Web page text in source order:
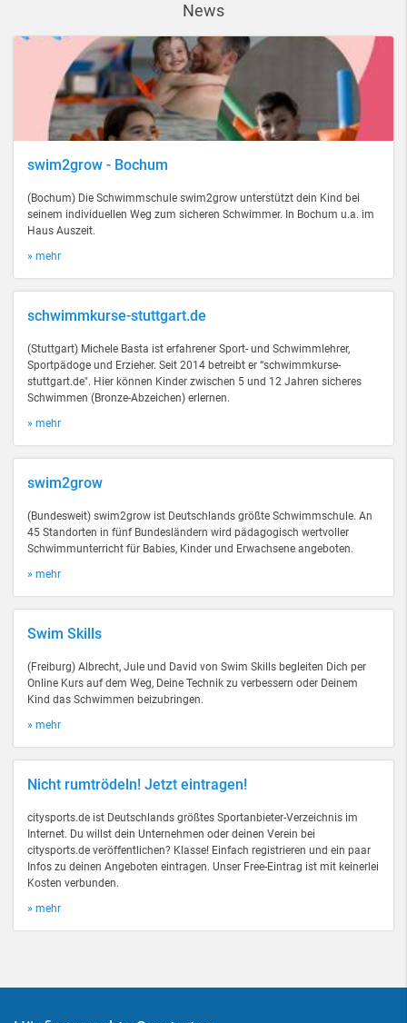
News
swim2grow - Bochum
(Bochum) Die Schwimmschule swim2grow unterstützt dein Kind bei
seinem individuellen Weg zum sicheren Schwimmer. In Bochum u.a. im
Haus Auszeit.
» mehr
schwimmkurse-stuttgart.de
(Stuttgart) Michele Basta ist erfahrener Sport- und Schwimmlehrer,
Sportpädoge und Erzieher. Seit 2014 betreibt er “schwimmkurse-
stuttgart.de". Hier können Kinder zwischen 5 und 12 Jahren sicheres
Schwimmen (Bronze-Abzeichen) erlernen.
» mehr
swim2grow
(Bundesweit) swim2grow ist Deutschlands größte Schwimmschule. An
45 Standorten in fünf Bundesländern wird pädagogisch wertvoller
Schwimmunterricht für Babies, Kinder und Erwachsene angeboten.
» mehr
Swim Skills
(Freiburg) Albrecht, Jule und David von Swim Skills begleiten Dich per
Online Kurs auf dem Weg, Deine Technik zu verbessern oder Deinem
Kind das Schwimmen beizubringen.
» mehr
Nicht rumtrödeln! Jetzt eintragen!
citysports.de ist Deutschlands größtes Sportanbieter-Verzeichnis im
Internet. Du willst dein Unternehmen oder deinen Verein bei
citysports.de veröffentlichen? Klasse! Einfach registrieren und ein paar
Infos zu deinen Angeboten eintragen. Unser Free-Eintrag ist mit keinerlei
Kosten verbunden.
» mehr